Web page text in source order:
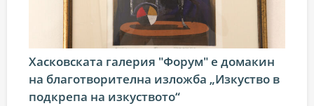
Хасковската галерия "Форум" е домакин
на благотворителна изложба „Изкуство в
подкрепа на изкуството“